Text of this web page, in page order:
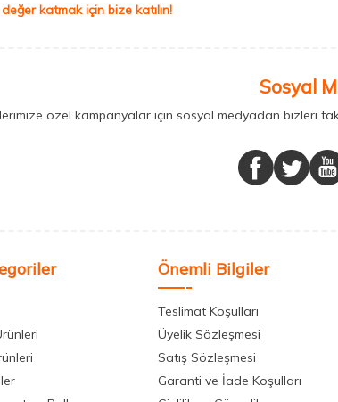
katmak için bize katılın!
Sosyal
özel kampanyalar için sosyal medyadan bizleri
Önemli Bilgiler
Teslimat Koşulları
Üyelik Sözleşmesi
Satış Sözleşmesi
Garanti ve İade Koşulları